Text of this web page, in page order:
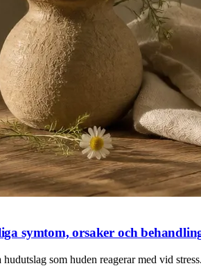
symtom, orsaker och
hudutslag som huden reagerar med vid